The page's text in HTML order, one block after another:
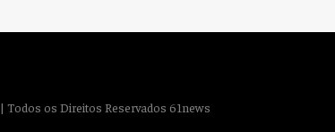
| Todos os Direitos Reservados 61news